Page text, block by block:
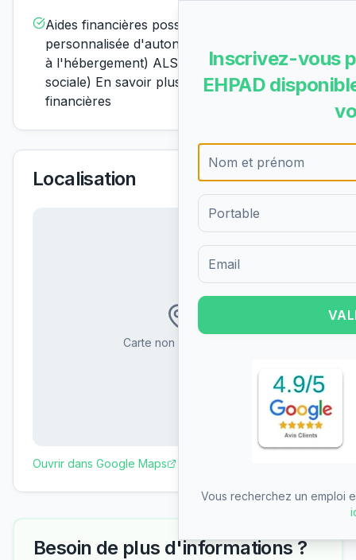
Aides financières possiblesAPA (allocation
personnalisée d'autonomie) ASH (aide sociale
à l'hébergement) ALS (allocation de logement
sociale) En savoir plus sur les aides
financières
Localisation
Carte non disponible
Ouvrir dans Google Maps
Besoin de plus d'informations ?
Inscrivez-vous
EHPAD
Formulaire d'inscription pour
Vous recherchez un emploi